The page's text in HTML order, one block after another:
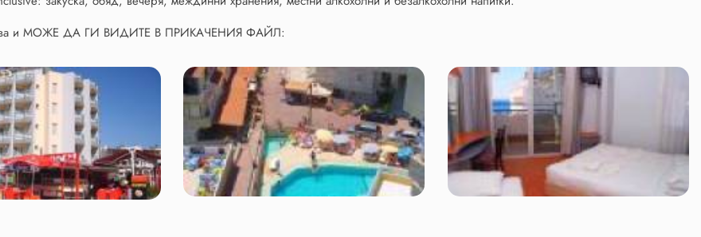
и МОЖЕ ДА ГИ ВИДИТЕ В ПРИКАЧЕНИЯ ФАЙЛ: